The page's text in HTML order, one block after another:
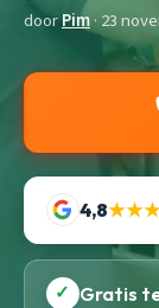
doorPim· 23
4,8
✓ Gratis